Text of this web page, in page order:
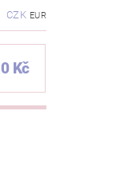
CZK EUR
0 Kč